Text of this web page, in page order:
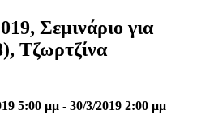
Σεμινάριο για
Τζωρτζίνα
5:00 μμ - 30/3/2019 2:00 μμ